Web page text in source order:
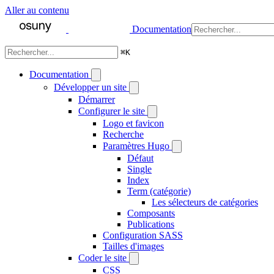
Aller au contenu
Documentation
⌘K
Documentation
Développer un site
Démarrer
Configurer le site
Logo et favicon
Recherche
Paramètres Hugo
Défaut
Single
Index
Term (catégorie)
Les sélecteurs de catégories
Composants
Publications
Configuration SASS
Tailles d'images
Coder le site
CSS